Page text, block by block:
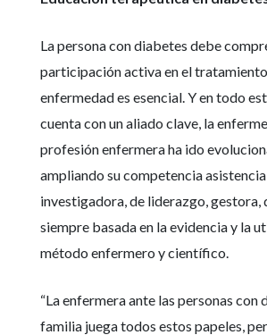
La persona con diabetes debe
participación activa en el
enfermedad es esencial. Y en todo
cuenta con un aliado clave, la
profesión enfermera ha ido
ampliando su competencia
investigadora, de liderazgo, gestora,
siempre basada en la evidencia y la
método enfermero y científico.
“La enfermera ante las personas con
familia juega todos estos papeles,